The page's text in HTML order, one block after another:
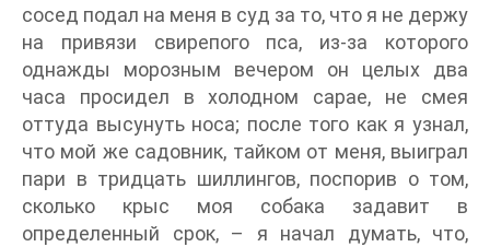
сосед подал на меня в суд за то, что я не держу
на привязи свирепого пса, из-за которого
однажды морозным вечером он целых два
часа просидел в холодном сарае, не смея
оттуда высунуть носа; после того как я узнал,
что мой же садовник, тайком от меня, выиграл
пари в тридцать шиллингов, поспорив о том,
сколько крыс моя собака задавит в
определенный срок, – я начал думать, что,